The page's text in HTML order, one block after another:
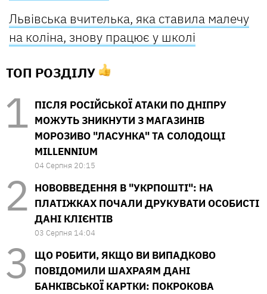
Львівська вчителька, яка ставила малечу
на коліна, знову працює у школі
ТОП РОЗДІЛУ
ПІСЛЯ РОСІЙСЬКОЇ АТАКИ ПО ДНІПРУ
МОЖУТЬ ЗНИКНУТИ З МАГАЗИНІВ
МОРОЗИВО "ЛАСУНКА" ТА СОЛОДОЩІ
MILLENNIUM
04 Серпня 20:15
НОВОВВЕДЕННЯ В "УКРПОШТІ": НА
ПЛАТІЖКАХ ПОЧАЛИ ДРУКУВАТИ ОСОБИСТІ
ДАНІ КЛІЄНТІВ
03 Серпня 14:04
ЩО РОБИТИ, ЯКЩО ВИ ВИПАДКОВО
ПОВІДОМИЛИ ШАХРАЯМ ДАНІ
БАНКІВСЬКОЇ КАРТКИ: ПОКРОКОВА